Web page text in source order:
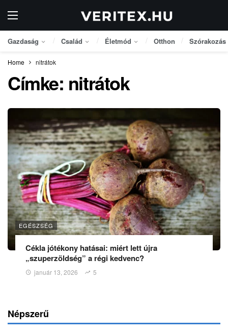
Gazdaság Család Életmód Otthon Szórakozás
Home nitrátok
Címke: nitrátok
EGÉSZSÉG
Cékla jótékony hatásai: miért lett újra
„szuperzöldség” a régi kedvenc?
január 13, 2026 5
Népszerű